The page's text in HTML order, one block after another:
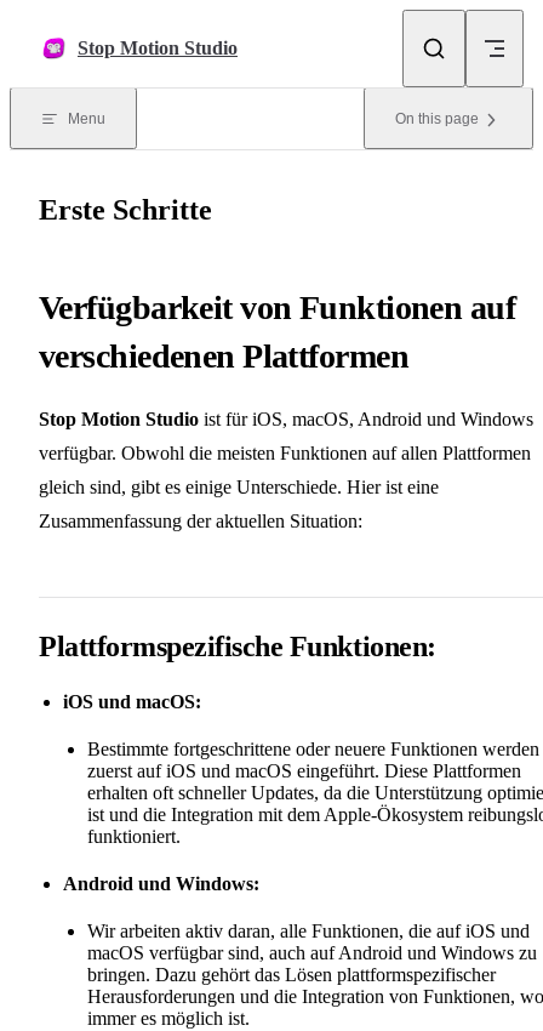
Stop Motion Studio
Menu On this page
Erste Schritte
Verfügbarkeit von Funktionen auf
verschiedenen Plattformen
Stop Motion Studio ist für iOS, macOS, Android und Windows
verfügbar. Obwohl die meisten Funktionen auf allen Plattformen
gleich sind, gibt es einige Unterschiede. Hier ist eine
Zusammenfassung der aktuellen Situation:
Plattformspezifische Funktionen:
iOS und macOS:
Bestimmte fortgeschrittene oder neuere Funktionen werden
zuerst auf iOS und macOS eingeführt. Diese Plattformen
erhalten oft schneller Updates, da die Unterstützung
ist und die Integration mit dem Apple-Ökosystem
funktioniert.
Android und Windows:
Wir arbeiten aktiv daran, alle Funktionen, die auf iOS und
macOS verfügbar sind, auch auf Android und Windows zu
bringen. Dazu gehört das Lösen plattformspezifischer
Herausforderungen und die Integration von Funktionen, wo
immer es möglich ist.